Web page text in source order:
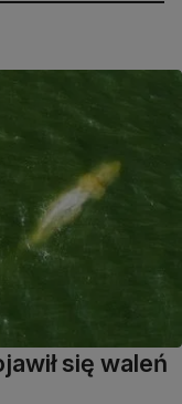
się waleń